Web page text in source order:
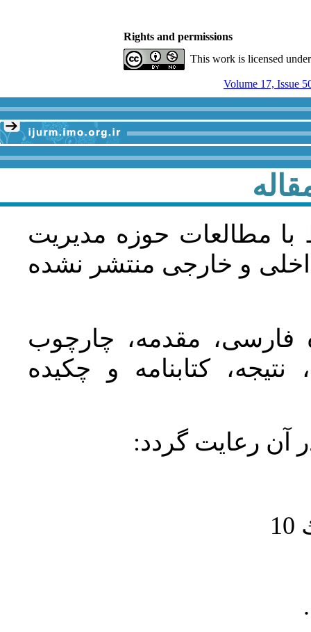
Rights and permissions
This work is licensed
Volume 17, Issue
با مطالعات حوزه مديريت
و خارجی منتشر نشده
فارسی، مقدمه، چارچوب
کتابنامه و چکیده
آن رعايت گردد: